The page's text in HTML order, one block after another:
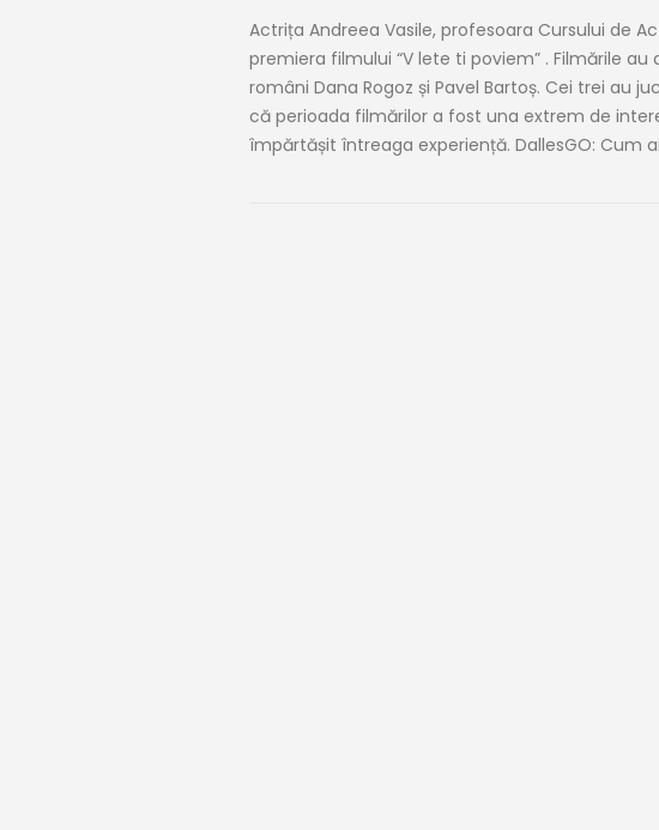
Actrița Andreea Vasile, profesoara Cursului de
premiera filmului “V lete ti poviem” . Filmările
români Dana Rogoz și Pavel Bartoș. Cei trei au
că perioada filmărilor a fost una extrem de
împărtășit întreaga experiență. DallesGO: Cum